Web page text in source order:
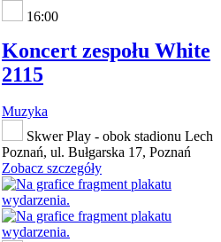
16:00
Koncert zespołu White
2115
Muzyka
Skwer Play - obok stadionu Lech
Poznań, ul. Bułgarska 17, Poznań
Zobacz szczegóły